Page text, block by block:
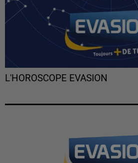
L'HOROSCOPE EVASION